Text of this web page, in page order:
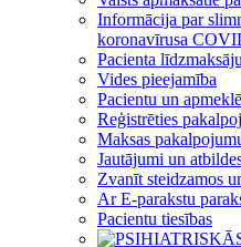
Informācija par
koronavīrusa
Pacienta
Vides pieejamība
Pacientu un
Reģistrēties
Maksas
Jautājumi un
Zvanīt steidzamos
Ar E-parakstu
Pacientu tiesības